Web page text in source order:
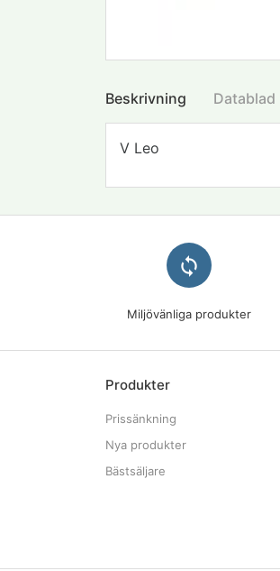
Beskrivning Datablad
V Leo
loop
Miljövänliga produkter
Produkter
Prissänkning
Nya produkter
Bästsäljare